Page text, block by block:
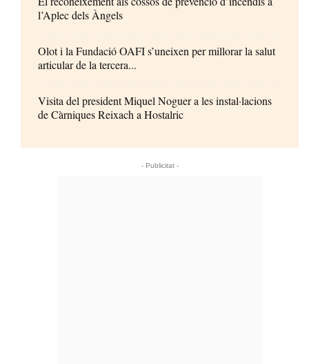
l’Aplec dels Àngels
Olot i la Fundació OAFI s’uneixen per millorar la salut
articular de la tercera...
Visita del president Miquel Noguer a les instal·lacions
de Càrniques Reixach a Hostalric
- Publicitat -